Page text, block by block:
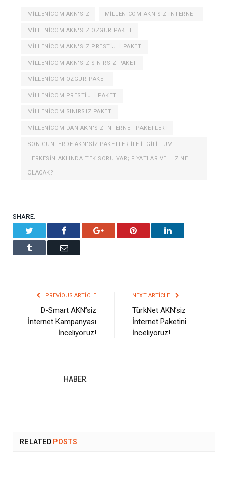
MILLENICOM AKN'SIZ MILLENICOM AKN'SIZ INTERNET
MILLENICOM AKN'SIZ ÖZGÜR PAKET
MILLENICOM AKN'SIZ PRESTIJLI PAKET
MILLENICOM AKN'SIZ SINIRSIZ PAKET
MILLENICOM ÖZGÜR PAKET
MILLENICOM PRESTIJLI PAKET
MILLENICOM SINIRSIZ PAKET
MILLENICOM'DAN AKN'SIZ İNTERNET PAKETLERI
SON GÜNLERDE AKN'SIZ PAKETLER ILE ILGILI TÜM
HERKESIN AKLINDA TEK SORU VAR; FIYATLAR VE HIZ NE
OLACAK?
SHARE.
Facebook Google+ Pinterest LinkedIn
Tumblr Email
PREVIOUS ARTICLE
D-Smart AKN’siz
İnternet Kampanyası
İnceliyoruz!
NEXT ARTICLE
TürkNet AKN’siz
İnternet Paketini
İnceliyoruz!
HABER
RELATEDPOSTS